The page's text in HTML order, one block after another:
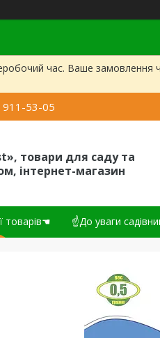
час. Ваше
911-53-05
товари для саду та
інтернет-магазин
товарів☚ ☝До уваги